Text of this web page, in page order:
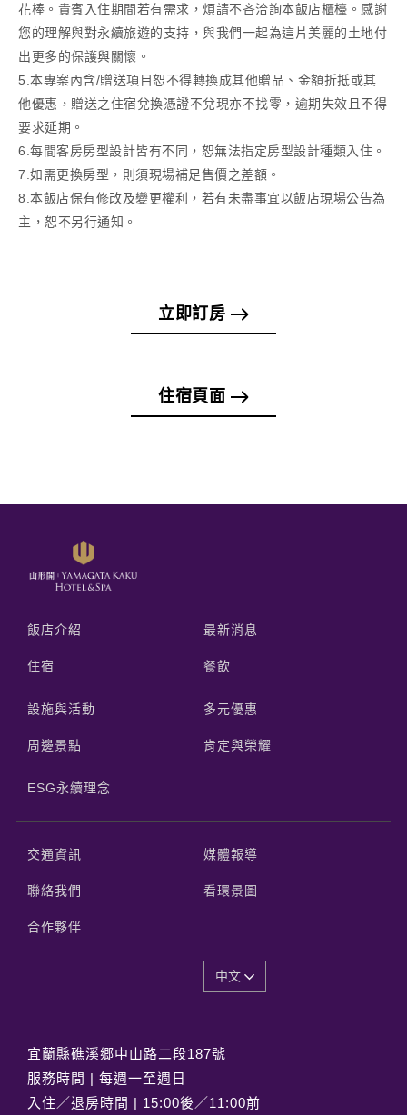
花棒。貴賓入住期間若有需求，煩請不吝洽詢本飯店櫃檯。感謝
您的理解與對永續旅遊的支持，與我們一起為這片美麗的土地付
出更多的保護與關懷。
5.本專案內含/贈送項目恕不得轉換成其他贈品、金額折抵或其
他優惠，贈送之住宿兌換憑證不兌現亦不找零，逾期失效且不得
要求延期。
6.每間客房房型設計皆有不同，恕無法指定房型設計種類入住。
7.如需更換房型，則須現場補足售價之差額。
8.本飯店保有修改及變更權利，若有未盡事宜以飯店現場公告為
主，恕不另行通知。
立即訂房
住宿頁面
飯店介紹 最新消息
住宿 餐飲
設施與活動 多元優惠
周邊景點 肯定與榮耀
ESG永續理念
交通資訊 媒體報導
聯絡我們 看環景圖
合作夥伴
中文
宜蘭縣礁溪郷中山路二段187號
服務時間 | 每週一至週日
入住／退房時間 | 15:00後／11:00前